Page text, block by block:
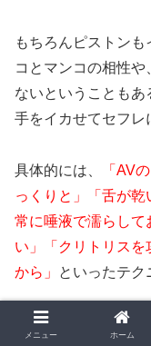
もちろんピストン
コとマンコの相性
ないということも
手をイカせてセフレ
具体的には、
「AV
っくりと」「舌が乾
常に唾液で濡らして
い」「クリトリスを
から」
といったテク
これもまた繰り返
メニュー ホーム